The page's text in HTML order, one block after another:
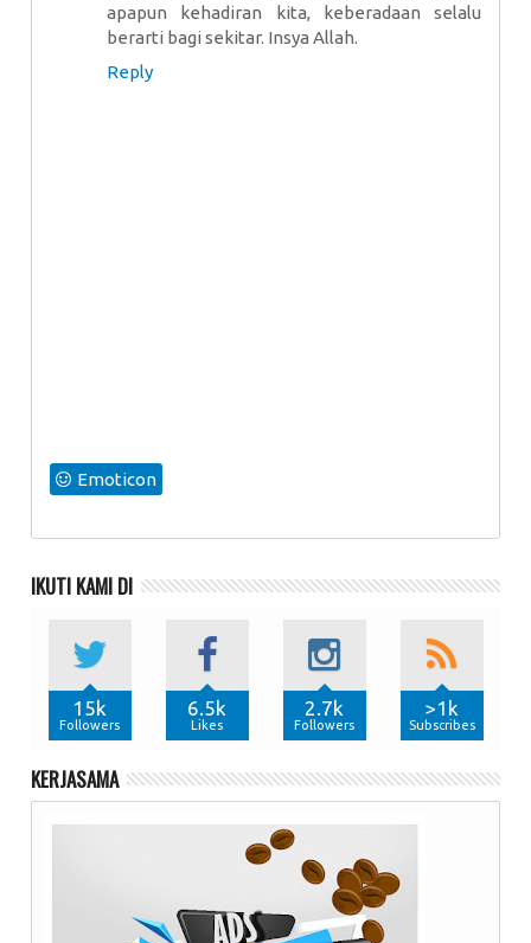
apapun kehadiran kita, keberadaan selalu
berarti bagi sekitar. Insya Allah.
Reply
Emoticon
IKUTI KAMI DI
15k
Followers
6.5k
Likes
2.7k
Followers
>1k
Subscribes
KERJASAMA